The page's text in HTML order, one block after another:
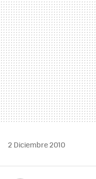
2 Diciembre 2010